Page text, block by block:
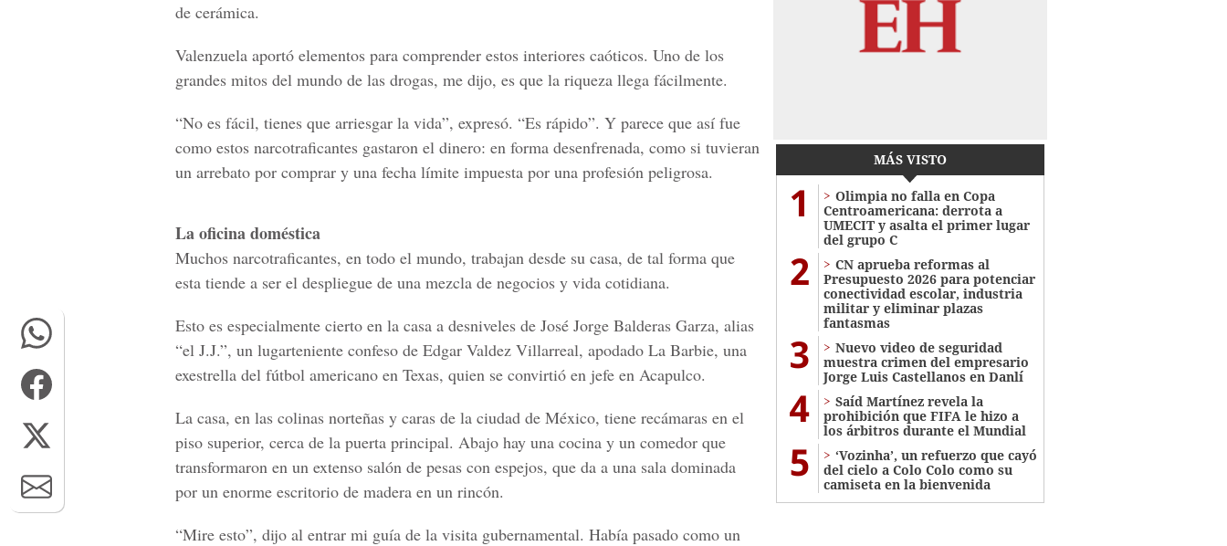
de cerámica.
Valenzuela aportó elementos para comprender estos interiores caóticos. Uno de los
grandes mitos del mundo de las drogas, me dijo, es que la riqueza llega fácilmente.
“No es fácil, tienes que arriesgar la vida”, expresó. “Es rápido”. Y parece que así fue
como estos narcotraficantes gastaron el dinero: en forma desenfrenada, como si tuvieran
un arrebato por comprar y una fecha límite impuesta por una profesión peligrosa.
La oficina doméstica
Muchos narcotraficantes, en todo el mundo, trabajan desde su casa, de tal forma que
esta tiende a ser el despliegue de una mezcla de negocios y vida cotidiana.
Esto es especialmente cierto en la casa a desniveles de José Jorge Balderas Garza, alias
“el J.J.”, un lugarteniente confeso de Edgar Valdez Villarreal, apodado La Barbie, una
exestrella del fútbol americano en Texas, quien se convirtió en jefe en Acapulco.
La casa, en las colinas norteñas y caras de la ciudad de México, tiene recámaras en el
piso superior, cerca de la puerta principal. Abajo hay una cocina y un comedor que
transformaron en un extenso salón de pesas con espejos, que da a una sala dominada
por un enorme escritorio de madera en un rincón.
“Mire esto”, dijo al entrar mi guía de la visita gubernamental. Había pasado como un
MÁS VISTO
1
Olimpia no falla en Copa
Centroamericana: derrota a
UMECIT y asalta el primer lugar
del grupo C
2
CN aprueba reformas al
Presupuesto 2026 para potenciar
conectividad escolar, industria
militar y eliminar plazas
fantasmas
3
Nuevo video de seguridad
muestra crimen del empresario
Jorge Luis Castellanos en Danlí
4
Saíd Martínez revela la
prohibición que FIFA le hizo a
los árbitros durante el Mundial
5
‘Vozinha’, un refuerzo que cayó
del cielo a Colo Colo como su
camiseta en la bienvenida